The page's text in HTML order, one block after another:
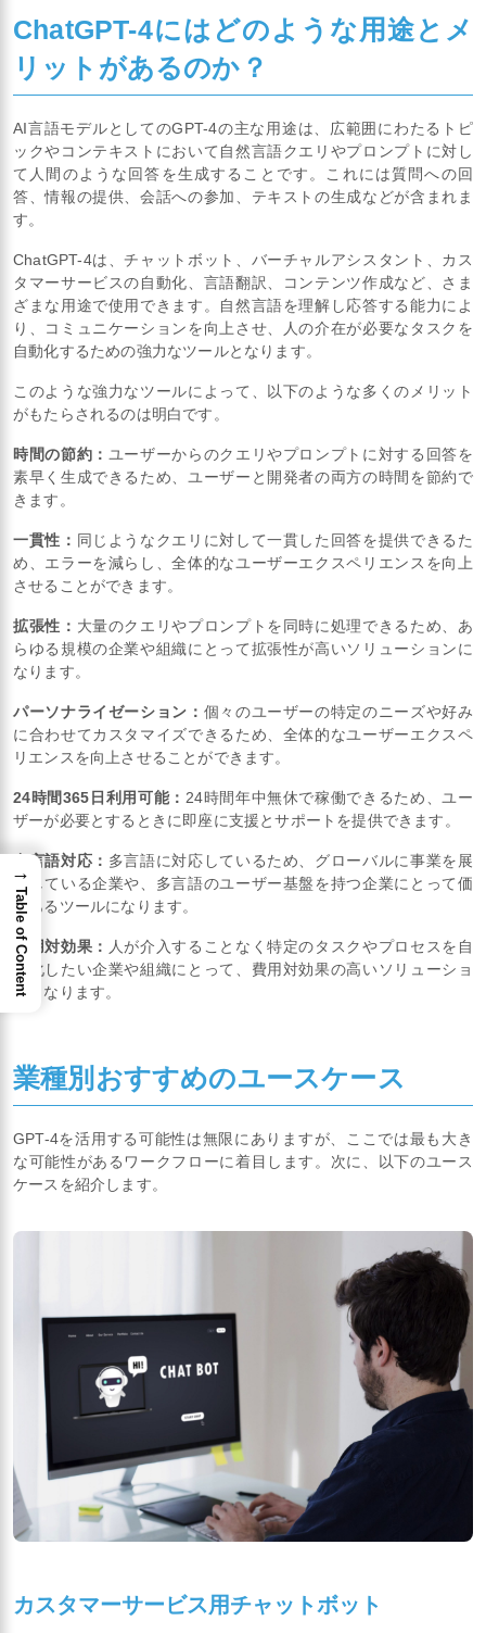
ChatGPT-4にはどのような用途とメ
リットがあるのか？
AI言語モデルとしてのGPT-4の主な用途は、広範囲にわたるトピ
ックやコンテキストにおいて自然言語クエリやプロンプトに対し
て人間のような回答を生成することです。これには質問への回
答、情報の提供、会話への参加、テキストの生成などが含まれま
す。
ChatGPT-4は、チャットボット、バーチャルアシスタント、カス
タマーサービスの自動化、言語翻訳、コンテンツ作成など、さま
ざまな用途で使用できます。自然言語を理解し応答する能力によ
り、コミュニケーションを向上させ、人の介在が必要なタスクを
自動化するための強力なツールとなります。
このような強力なツールによって、以下のような多くのメリット
がもたらされるのは明白です。
時間の節約： ユーザーからのクエリやプロンプトに対する回答を
素早く生成できるため、ユーザーと開発者の両方の時間を節約で
きます。
一貫性： 同じようなクエリに対して一貫した回答を提供できるた
め、エラーを減らし、全体的なユーザーエクスペリエンスを向上
させることができます。
拡張性： 大量のクエリやプロンプトを同時に処理できるため、あ
らゆる規模の企業や組織にとって拡張性が高いソリューションに
なります。
パーソナライゼーション： 個々のユーザーの特定のニーズや好み
に合わせてカスタマイズできるため、全体的なユーザーエクスペ
リエンスを向上させることができます。
24時間365日利用可能： 24時間年中無休で稼働できるため、ユー
ザーが必要とするときに即座に支援とサポートを提供できます。
多言語対応： 多言語に対応しているため、グローバルに事業を展
開している企業や、多言語のユーザー基盤を持つ企業にとって価
値あるツールになります。
費用対効果： 人が介入することなく特定のタスクやプロセスを自
動化したい企業や組織にとって、費用対効果の高いソリューショ
ンとなります。
業種別おすすめのユースケース
GPT-4を活用する可能性は無限にありますが、ここでは最も大き
な可能性があるワークフローに着目します。次に、以下のユース
ケースを紹介します。
カスタマーサービス用チャットボット
→
Table of Content